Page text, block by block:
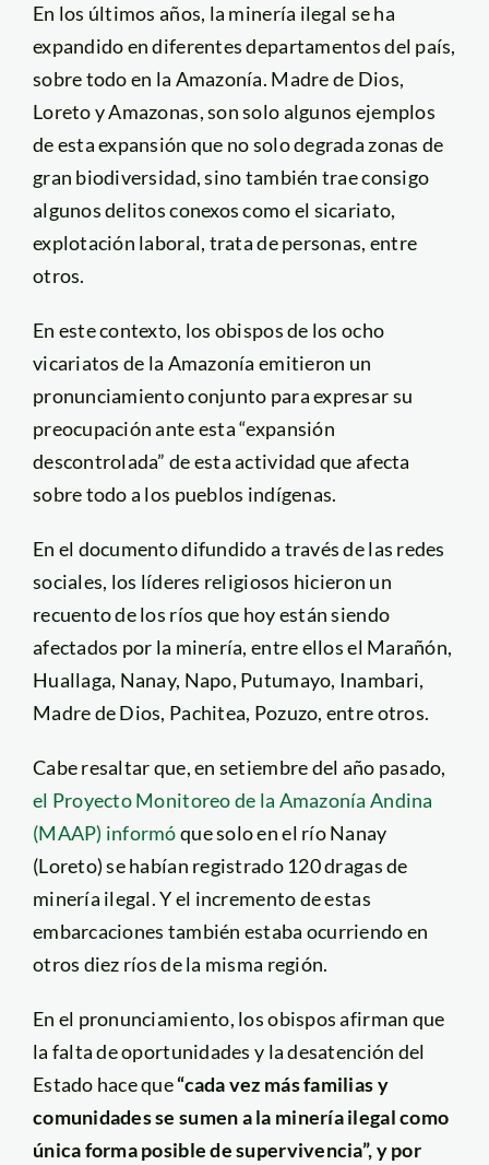
En los últimos años, la minería ilegal se ha
expandido en diferentes departamentos del país,
sobre todo en la Amazonía. Madre de Dios,
Loreto y Amazonas, son solo algunos ejemplos
de esta expansión que no solo degrada zonas de
gran biodiversidad, sino también trae consigo
algunos delitos conexos como el sicariato,
explotación laboral, trata de personas, entre
otros.
En este contexto, los obispos de los ocho
vicariatos de la Amazonía emitieron un
pronunciamiento conjunto para expresar su
preocupación ante esta “expansión
descontrolada” de esta actividad que afecta
sobre todo a los pueblos indígenas.
En el documento difundido a través de las redes
sociales, los líderes religiosos hicieron un
recuento de los ríos que hoy están siendo
afectados por la minería, entre ellos el Marañón,
Huallaga, Nanay, Napo, Putumayo, Inambari,
Madre de Dios, Pachitea, Pozuzo, entre otros.
Cabe resaltar que, en setiembre del año pasado,
el Proyecto Monitoreo de la Amazonía Andina
(MAAP) informóque solo en el río Nanay
(Loreto) se habían registrado 120 dragas de
minería ilegal. Y el incremento de estas
embarcaciones también estaba ocurriendo en
otros diez ríos de la misma región.
En el pronunciamiento, los obispos afirman que
la falta de oportunidades y la desatención del
Estado hace que“cada vez más familias y
comunidades se sumen a la minería ilegal como
única forma posible de supervivencia”, y por